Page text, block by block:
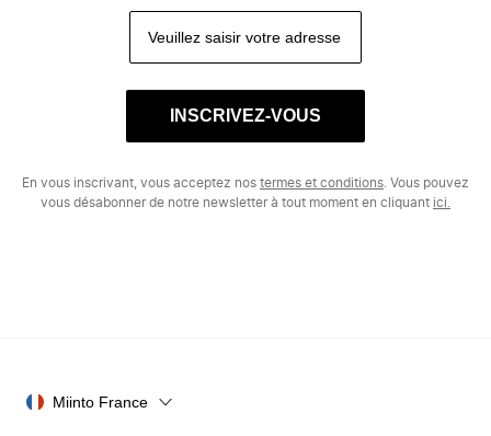
INSCRIVEZ-VOUS
En vous inscrivant, vous acceptez nos termes et conditions . Vous pouvez
vous désabonner de notre newsletter à tout moment en cliquant ici.
Miinto France